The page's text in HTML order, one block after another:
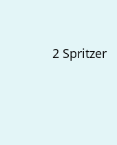
2Spritzer